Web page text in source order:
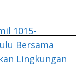
1015-
Bersama
Lingkungan